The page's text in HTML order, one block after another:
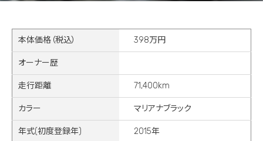
本体価格（税込） 398万円
オーナー歴
走行距離 71,400km
カラー マリアナブラック
年式(初度登録年) 2015年